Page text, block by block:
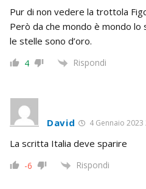
Pur di non vedere la trottola
Però da che mondo è mondo
le stelle sono d’oro.
4 Rispondi
David 4 Gennaio 2023
La scritta Italia deve sparire
-6 Rispondi